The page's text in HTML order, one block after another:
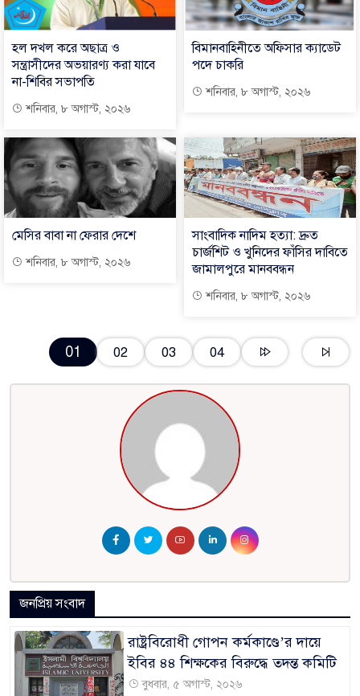
হল দখল করে অছাত্র ও
সন্ত্রাসীদের অভয়ারণ্য করা যাবে
না-শিবির সভাপতি
শনিবার, ৮ অগাস্ট, ২০২৬
বিমানবাহিনীতে অফিসার ক্যাডেট
পদে চাকরি
শনিবার, ৮ অগাস্ট, ২০২৬
মেসির বাবা না ফেরার দেশে
শনিবার, ৮ অগাস্ট, ২০২৬
সাংবাদিক নাদিম হত্যা: দ্রুত
চার্জশিট ও খুনিদের ফাঁসির দাবিতে
জামালপুরে মানববন্ধন
শনিবার, ৮ অগাস্ট, ২০২৬
01 02 03 04
জনপ্রিয় সংবাদ
রাষ্ট্রবিরোধী গোপন কর্মকাণ্ডে’র দায়ে
ইবির ৪৪ শিক্ষকের বিরুদ্ধে তদন্ত কমিটি
বুধবার, ৫ অগাস্ট, ২০২৬